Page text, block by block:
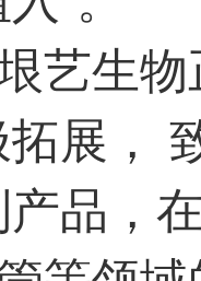
艺生
展，
产品，